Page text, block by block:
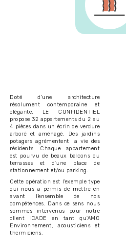
Doté d'une architecture
résolument contemporaine et
élégante, LE CONFIDENTIEL
propose 32 appartements du 2 au
4 pièces dans un écrin de verdure
arboré et aménagé. Des jardins
potagers agrémentent la vie des
résidents. Chaque appartement
est pourvu de beaux balcons ou
terrasses et d'une place de
stationnement et/ou parking.
Cette opération est l’exemple type
qui nous a permis de mettre en
avant l’ensemble de nos
compétences. Dans ce sens nous
sommes intervenus pour notre
client ICADE en tant qu’AMO
Environnement, acousticiens et
thermiciens.